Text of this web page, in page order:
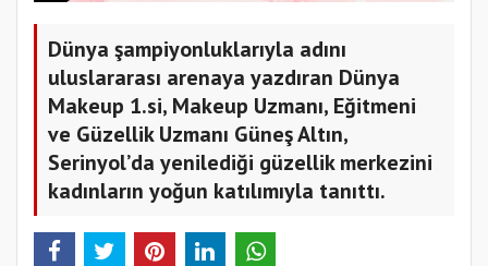
Dünya şampiyonluklarıyla adını
uluslararası arenaya yazdıran Dünya
Makeup 1.si, Makeup Uzmanı, Eğitmeni
ve Güzellik Uzmanı Güneş Altın,
Serinyol’da yenilediği güzellik merkezini
kadınların yoğun katılımıyla tanıttı.